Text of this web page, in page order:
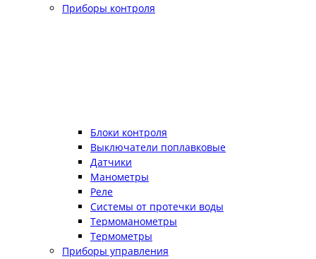
Приборы контроля
Блоки контроля
Выключатели поплавковые
Датчики
Манометры
Реле
Системы от протечки воды
Термоманометры
Термометры
Приборы управления